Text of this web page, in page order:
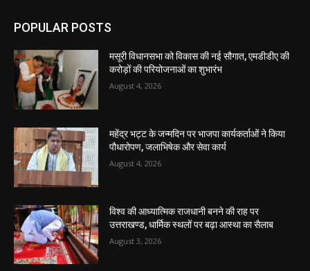
POPULAR POSTS
मसूरी विधानसभा को विकास की नई सौगात, एमडीडीए की
करोड़ों की परियोजनाओं का शुभारंभ
August 4, 2026
महेंद्र भट्ट के जन्मदिन पर भाजपा कार्यकर्ताओं ने किया
पौधारोपण, जलाभिषेक और सेवा कार्य
August 4, 2026
विश्व की आध्यात्मिक राजधानी बनने की राह पर
उत्तराखण्ड, धार्मिक स्थलों पर बढ़ा आस्था का सैलाब
August 3, 2026